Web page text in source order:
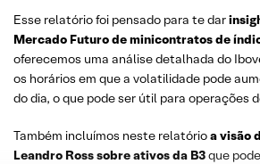
Esse relatório foi pensado para te dar
Mercado Futurode minicontratos de
oferecemos uma análise detalhada do
os horários em que a volatilidade pode
do dia, o que pode ser útil para operações
Também incluímos neste relatórioa visão
Leandro Rosssobreativos da B3que